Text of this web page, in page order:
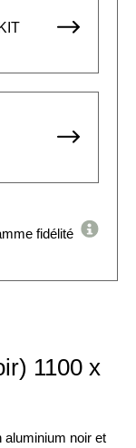
fidélité
1100 x
aluminium noir et